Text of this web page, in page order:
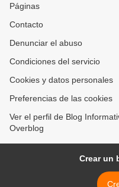
Páginas
Contacto
Denunciar el abuso
Condiciones del servicio
Cookies y datos personales
Preferencias de las cookies
Ver el perfil de Blog
Overblog
Crear un